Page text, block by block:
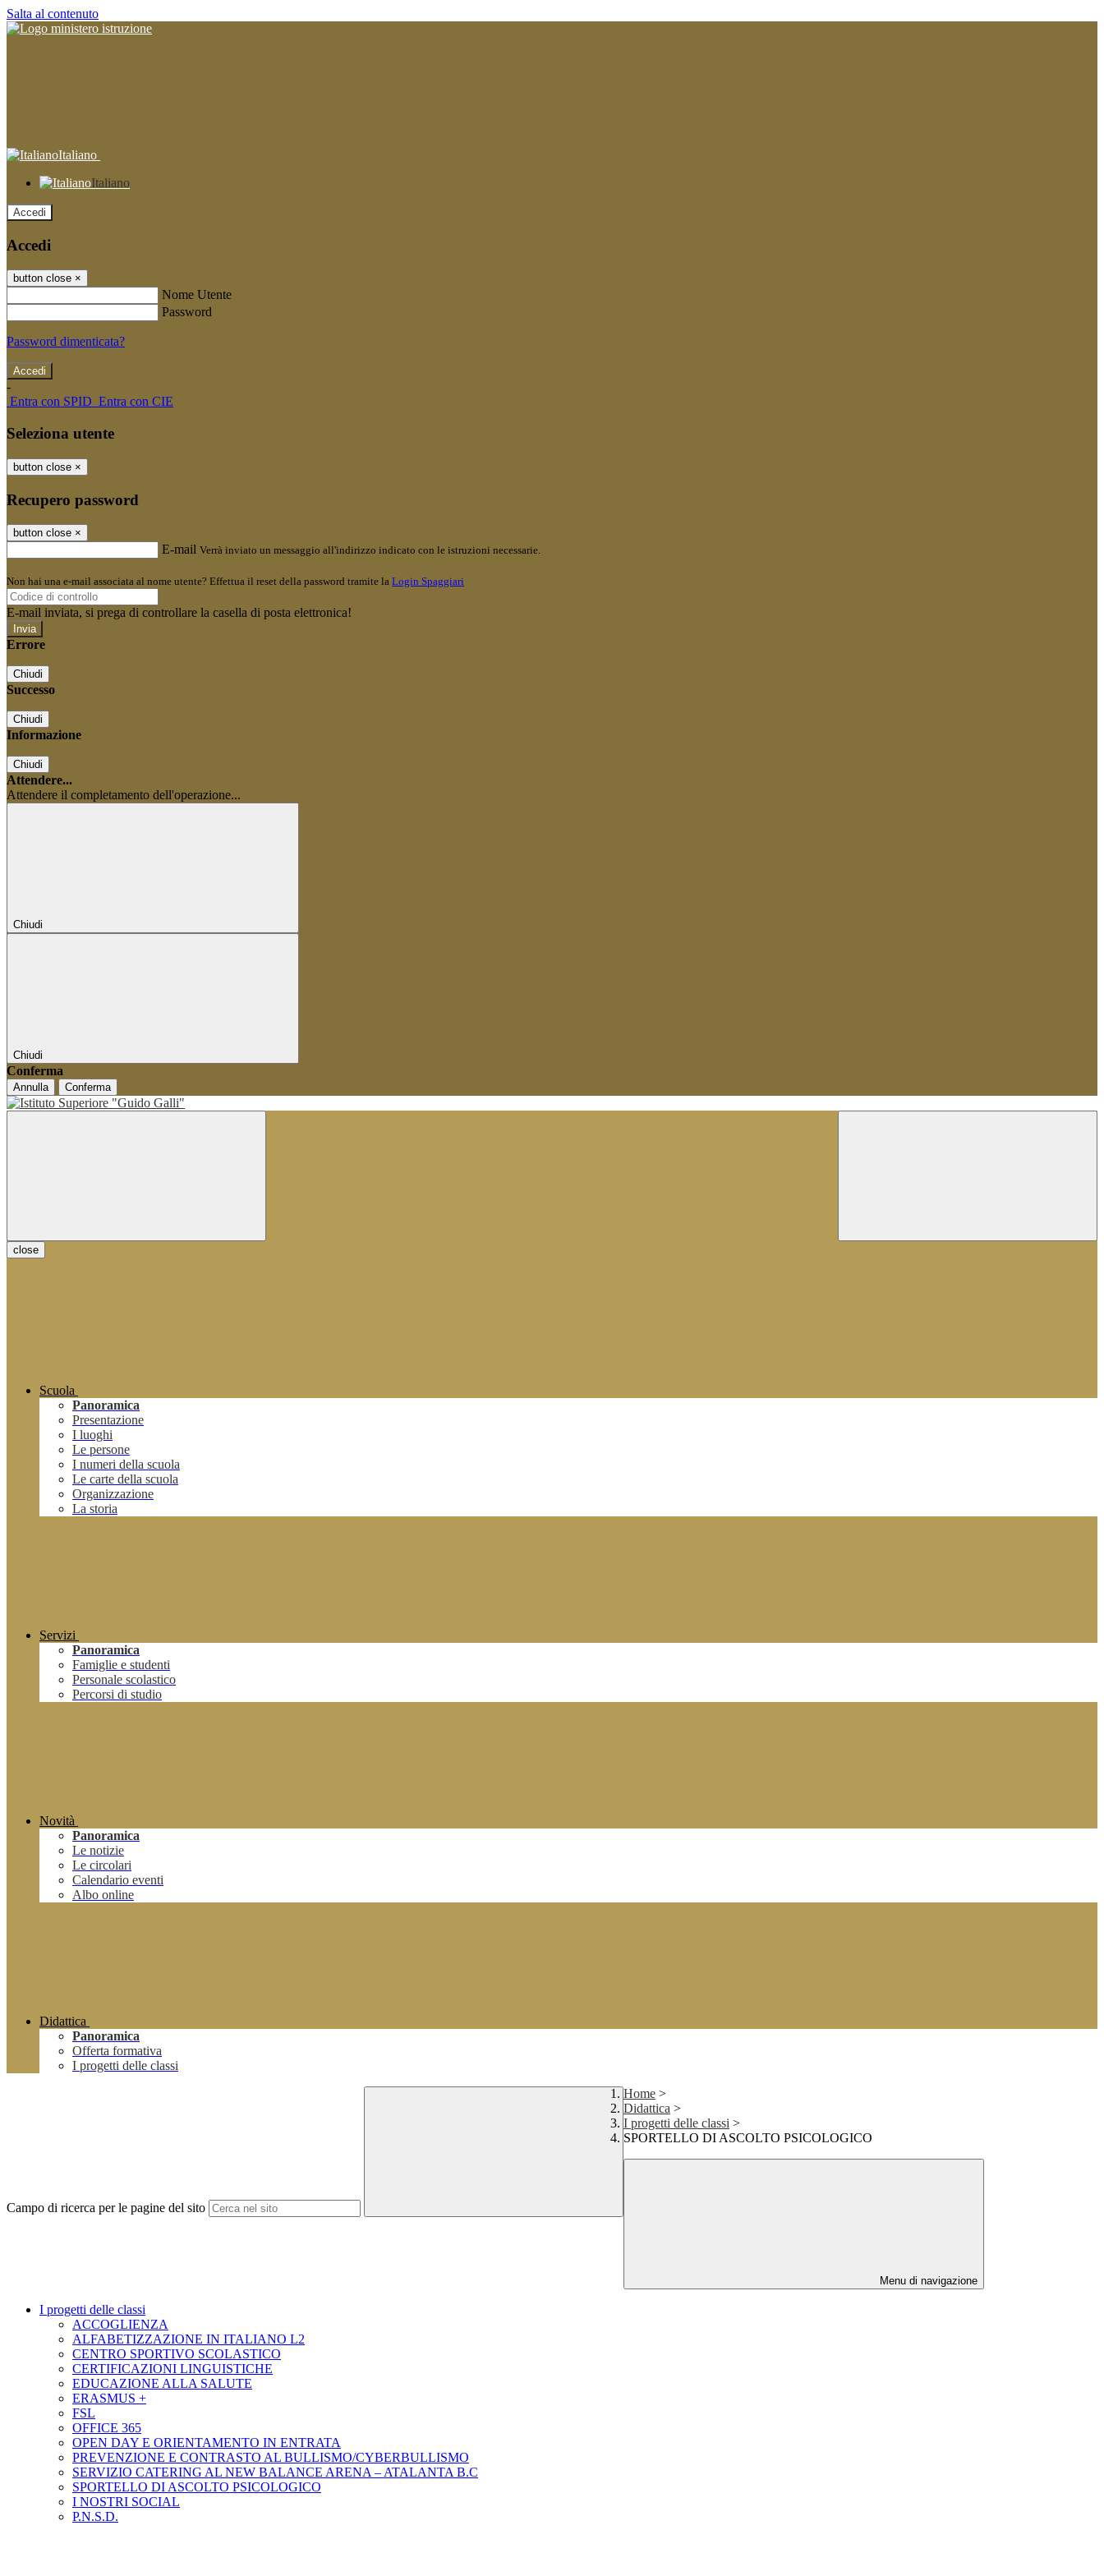
Salta al contenuto
Italiano
Italiano
Accedi
Accedi
button close ×
Nome Utente
Password
Password dimenticata?
-
Entra con SPID Entra con CIE
Seleziona utente
button close ×
Recupero password
button close ×
E-mail Verrà inviato un messaggio all'indirizzo indicato con le istruzioni necessarie.
Non hai una e-mail associata al nome utente? Effettua il reset della password tramite la Login Spaggiari
E-mail inviata, si prega di controllare la casella di posta elettronica!
Errore
Chiudi
Successo
Chiudi
Informazione
Chiudi
Attendere...
Attendere il completamento dell'operazione...
Chiudi
Chiudi
Conferma
Annulla Conferma
close
Scuola
Panoramica
Presentazione
I luoghi
Le persone
I numeri della scuola
Le carte della scuola
Organizzazione
La storia
Servizi
Panoramica
Famiglie e studenti
Personale scolastico
Percorsi di studio
Novità
Panoramica
Le notizie
Le circolari
Calendario eventi
Albo online
Didattica
Panoramica
Offerta formativa
I progetti delle classi
Campo di ricerca per le pagine del sito
Home >
Didattica >
I progetti delle classi >
SPORTELLO DI ASCOLTO PSICOLOGICO
Menu di navigazione
I progetti delle classi
ACCOGLIENZA
ALFABETIZZAZIONE IN ITALIANO L2
CENTRO SPORTIVO SCOLASTICO
CERTIFICAZIONI LINGUISTICHE
EDUCAZIONE ALLA SALUTE
ERASMUS +
FSL
OFFICE 365
OPEN DAY E ORIENTAMENTO IN ENTRATA
PREVENZIONE E CONTRASTO AL BULLISMO/CYBERBULLISMO
SERVIZIO CATERING AL NEW BALANCE ARENA – ATALANTA B.C
SPORTELLO DI ASCOLTO PSICOLOGICO
I NOSTRI SOCIAL
P.N.S.D.